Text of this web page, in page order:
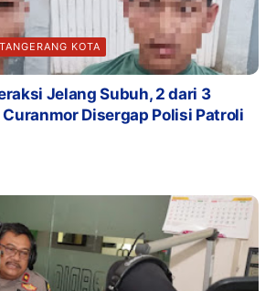
KOTA
Jelang Subuh, 2 dari 3
Disergap Polisi Patroli